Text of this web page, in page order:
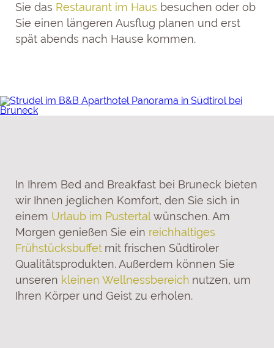
Sie das Restaurant im Haus besuchen oder ob
Sie einen längeren Ausflug planen und erst
spät abends nach Hause kommen.
In Ihrem Bed and Breakfast bei Bruneck bieten
wir Ihnen jeglichen Komfort, den Sie sich in
einem Urlaub im Pustertalwünschen. Am
Morgen genießen Sie ein reichhaltiges
Frühstücksbuffet mit frischen Südtiroler
Qualitätsprodukten. Außerdem können Sie
unseren kleinen Wellnessbereich nutzen, um
Ihren Körper und Geist zu erholen.